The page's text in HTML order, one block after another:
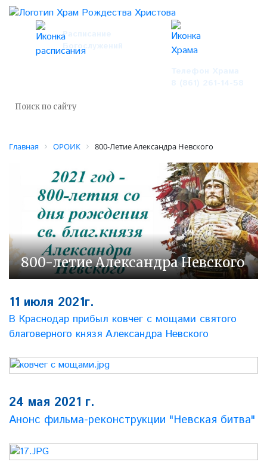
Расписание
Богослужений
Главная ОРОИК 800-Летие Александра Невского
800-летие Александра Невского
11 июля 2021г.
В Краснодар прибыл ковчег с мощами святого
благоверного князя Александра Невского
24 мая 2021 г.
Анонс фильма-реконструкции "Невская битва"